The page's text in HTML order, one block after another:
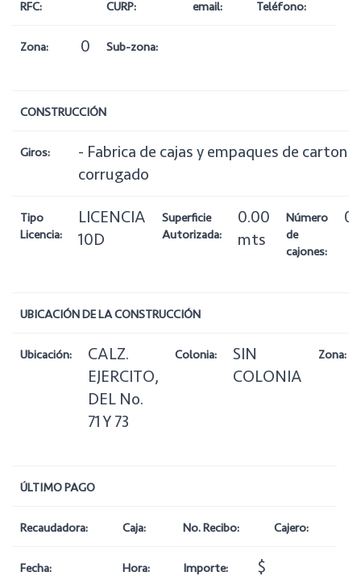
RFC: CURP: email: Teléfono:
Zona: 0 Sub-zona:
CONSTRUCCIÓN
Giros:
- Fabrica de cajas y empaques de carton
corrugado
Tipo
Licencia:
LICENCIA
10D
Superficie
Autorizada:
0.00
mts
Número
de
cajones:
0
UBICACIÓN DE LA CONSTRUCCIÓN
Ubicación:
CALZ.
EJERCITO,
DEL No.
71 Y 73
Colonia:
SIN
COLONIA
Zona:
ÚLTIMO PAGO
Recaudadora: Caja: No. Recibo: Cajero:
Fecha: Hora: Importe: $